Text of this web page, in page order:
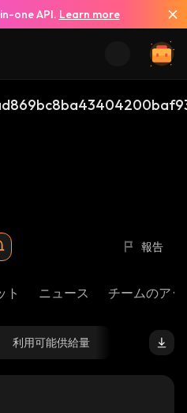
one API. Learn more
報告
ト ニュース チームのア
利用可能供給量